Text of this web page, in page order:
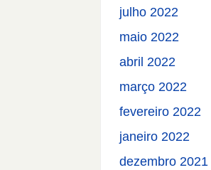
julho 2022
maio 2022
abril 2022
março 2022
fevereiro 2022
janeiro 2022
dezembro 2021